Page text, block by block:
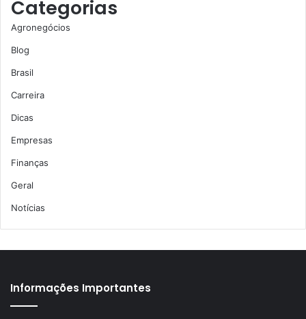
Categorias
Agronegócios
Blog
Brasil
Carreira
Dicas
Empresas
Finanças
Geral
Notícias
Informações Importantes